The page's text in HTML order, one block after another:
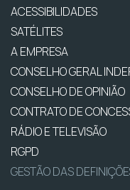
ACESSIBILIDADES
SATÉLITES
A EMPRESA
CONSELHO GERAL
CONSELHO DE OPINIÃO
CONTRATO DE
RÁDIO E TELEVISÃO
RGPD
GESTÃO DAS